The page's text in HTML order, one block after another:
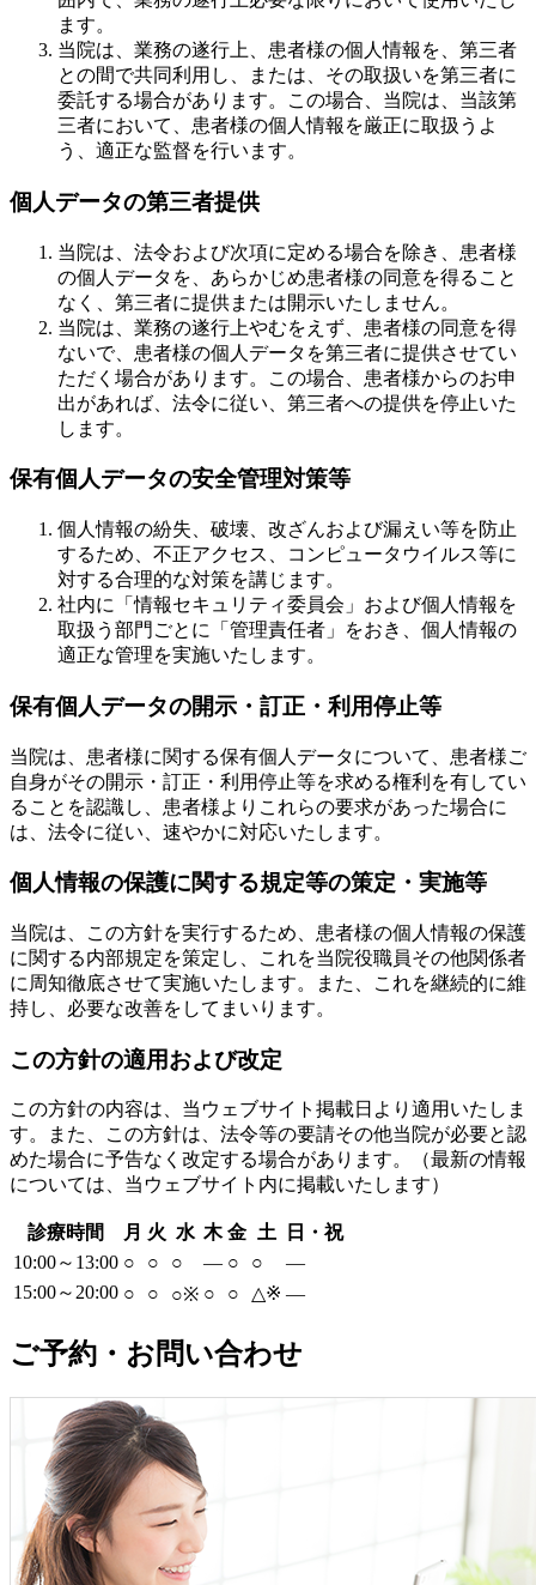
ます。
当院は、業務の遂行上、患者様の個人情報を、第三者
との間で共同利用し、または、その取扱いを第三者に
委託する場合があります。この場合、当院は、当該第
三者において、患者様の個人情報を厳正に取扱うよ
う、適正な監督を行います。
個人データの第三者提供
当院は、法令および次項に定める場合を除き、患者様
の個人データを、あらかじめ患者様の同意を得ること
なく、第三者に提供または開示いたしません。
当院は、業務の遂行上やむをえず、患者様の同意を得
ないで、患者様の個人データを第三者に提供させてい
ただく場合があります。この場合、患者様からのお申
出があれば、法令に従い、第三者への提供を停止いた
します。
保有個人データの安全管理対策等
個人情報の紛失、破壊、改ざんおよび漏えい等を防止
するため、不正アクセス、コンピュータウイルス等に
対する合理的な対策を講じます。
社内に「情報セキュリティ委員会」および個人情報を
取扱う部門ごとに「管理責任者」をおき、個人情報の
適正な管理を実施いたします。
保有個人データの開示・訂正・利用停止等
当院は、患者様に関する保有個人データについて、患者様ご
自身がその開示・訂正・利用停止等を求める権利を有してい
ることを認識し、患者様よりこれらの要求があった場合に
は、法令に従い、速やかに対応いたします。
個人情報の保護に関する規定等の策定・実施等
当院は、この方針を実行するため、患者様の個人情報の保護
に関する内部規定を策定し、これを当院役職員その他関係者
に周知徹底させて実施いたします。また、これを継続的に維
持し、必要な改善をしてまいります。
この方針の適用および改定
この方針の内容は、当ウェブサイト掲載日より適用いたしま
す。また、この方針は、法令等の要請その他当院が必要と認
めた場合に予告なく改定する場合があります。（最新の情報
については、当ウェブサイト内に掲載いたします）
診療時間 月 火 水 木 金 土
日・祝
10:00～13:00 ○ ○ ○ ― ○ ○
―
15:00～20:00 ○ ○ ○※ ○ ○ △※ ―
ご予約・お問い合わせ